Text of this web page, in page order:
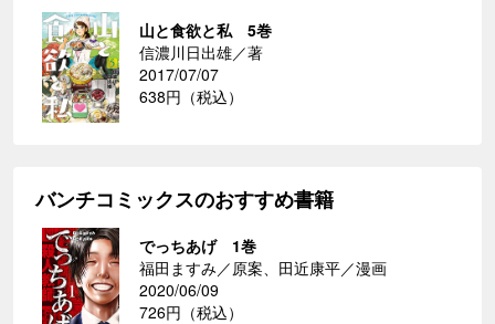
山と食欲と私 5巻
信濃川日出雄／著
2017/07/07
638円（税込）
バンチコミックスのおすすめ書籍
でっちあげ 1巻
福田ますみ／原案、田近康平／漫画
2020/06/09
726円（税込）